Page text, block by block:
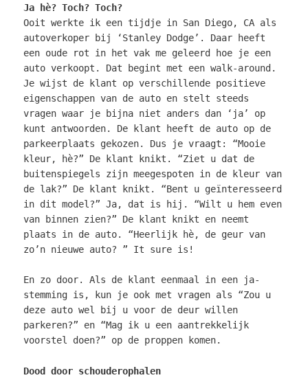
Ja hè? Toch? Toch?
Ooit werkte ik een tijdje in San Diego, CA als
autoverkoper bij ‘Stanley Dodge’. Daar heeft
een oude rot in het vak me geleerd hoe je een
auto verkoopt. Dat begint met een walk-around.
Je wijst de klant op verschillende positieve
eigenschappen van de auto en stelt steeds
vragen waar je bijna niet anders dan ‘ja’ op
kunt antwoorden. De klant heeft de auto op de
parkeerplaats gekozen. Dus je vraagt: “Mooie
kleur, hè?” De klant knikt. “Ziet u dat de
buitenspiegels zijn meegespoten in de kleur van
de lak?” De klant knikt. “Bent u geïnteresseerd
in dit model?” Ja, dat is hij. “Wilt u hem even
van binnen zien?” De klant knikt en neemt
plaats in de auto. “Heerlijk hè, de geur van
zo’n nieuwe auto? ” It sure is!
En zo door. Als de klant eenmaal in een ja-
stemming is, kun je ook met vragen als “Zou u
deze auto wel bij u voor de deur willen
parkeren?” en “Mag ik u een aantrekkelijk
voorstel doen?” op de proppen komen.
Dood door schouderophalen